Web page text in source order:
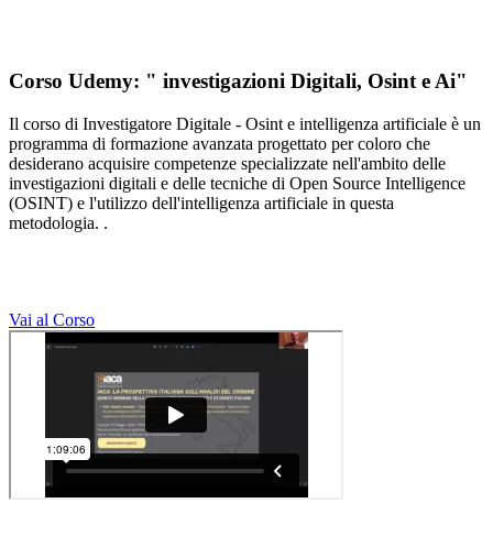
Corso Udemy: " investigazioni Digitali, Osint e Ai"
Il corso di Investigatore Digitale - Osint e intelligenza artificiale è un
programma di formazione avanzata progettato per coloro che
desiderano acquisire competenze specializzate nell'ambito delle
investigazioni digitali e delle tecniche di Open Source Intelligence
(OSINT) e l'utilizzo dell'intelligenza artificiale in questa
metodologia. .
Vai al Corso